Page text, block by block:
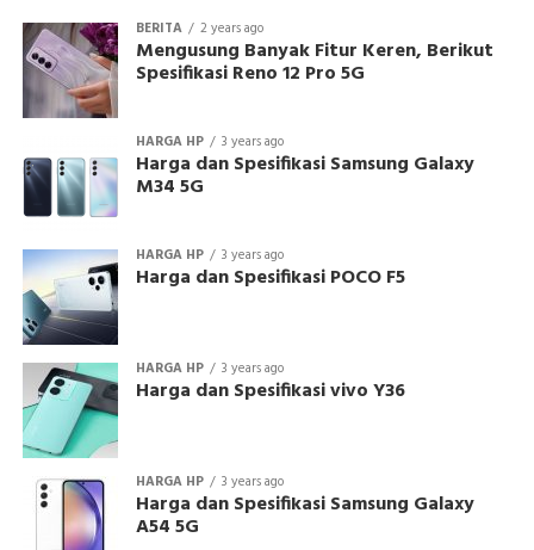
BERITA 2 years ago
Mengusung Banyak Fitur Keren, Berikut
Spesifikasi Reno 12 Pro 5G
HARGA HP 3 years ago
Harga dan Spesifikasi Samsung Galaxy
M34 5G
HARGA HP 3 years ago
Harga dan Spesifikasi POCO F5
HARGA HP 3 years ago
Harga dan Spesifikasi vivo Y36
HARGA HP 3 years ago
Harga dan Spesifikasi Samsung Galaxy
A54 5G